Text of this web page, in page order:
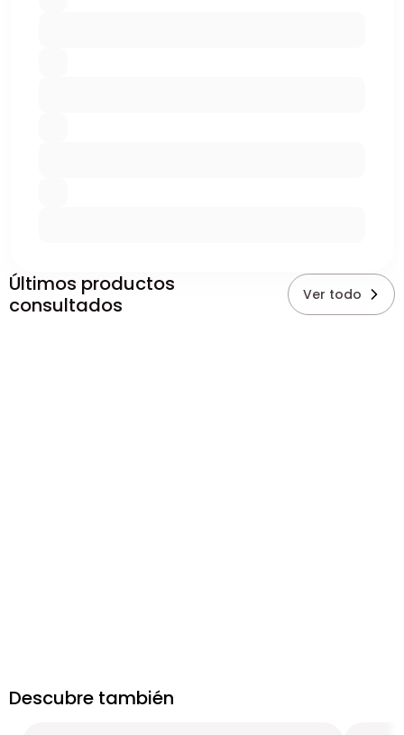
Últimos productos
consultados
Ver todo
Descubre también